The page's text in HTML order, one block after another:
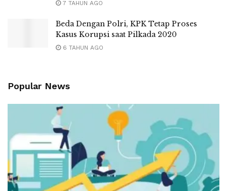
7 TAHUN AGO
Beda Dengan Polri, KPK Tetap Proses
Kasus Korupsi saat Pilkada 2020
6 TAHUN AGO
Popular News